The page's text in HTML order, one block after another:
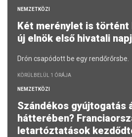
NEMZETKÖZI
Két merénylet is történt
új elnök első hivatali
Drón csapódott be egy rendőrőrsbe.
KÖRÜLBELÜL 1 ÓRÁJA
NEMZETKÖZI
Szándékos gyújtogatás
hátterében?
letartóztatások